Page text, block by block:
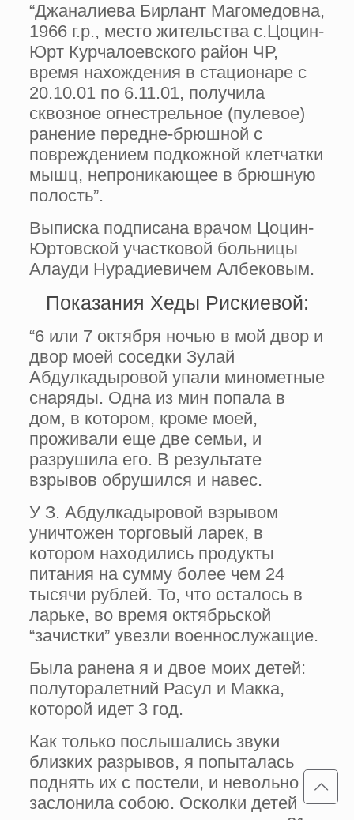
“Джаналиева Бирлант Магомедовна,
1966 г.р., место жительства с.Цоцин-
Юрт Курчалоевского район ЧР,
время нахождения в стационаре с
20.10.01 по 6.11.01, получила
сквозное огнестрельное (пулевое)
ранение передне-брюшной с
повреждением подкожной клетчатки
мышц, непроникающее в брюшную
полость”.
Выписка подписана врачом Цоцин-
Юртовской участковой больницы
Алауди Нурадиевичем Албековым.
Показания Хеды Рискиевой:
“6 или 7 октября ночью в мой двор и
двор моей соседки Зулай
Абдулкадыровой упали минометные
снаряды. Одна из мин попала в
дом, в котором, кроме моей,
проживали еще две семьи, и
разрушила его. В результате
взрывов обрушился и навес.
У З. Абдулкадыровой взрывом
уничтожен торговый ларек, в
котором находились продукты
питания на сумму более чем 24
тысячи рублей. То, что осталось в
ларьке, во время октябрьской
“зачистки” увезли военнослужащие.
Была ранена я и двое моих детей:
полуторалетний Расул и Макка,
которой идет 3 год.
Как только послышались звуки
близких разрывов, я попыталась
поднять их с постели, и невольно
заслонила собою. Осколки детей